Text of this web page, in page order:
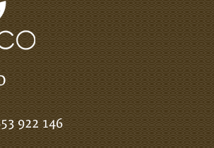
922 146